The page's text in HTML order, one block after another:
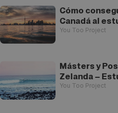
Cómo
Canadá al
You Too Project
Másters y
Zelanda –
You Too Project